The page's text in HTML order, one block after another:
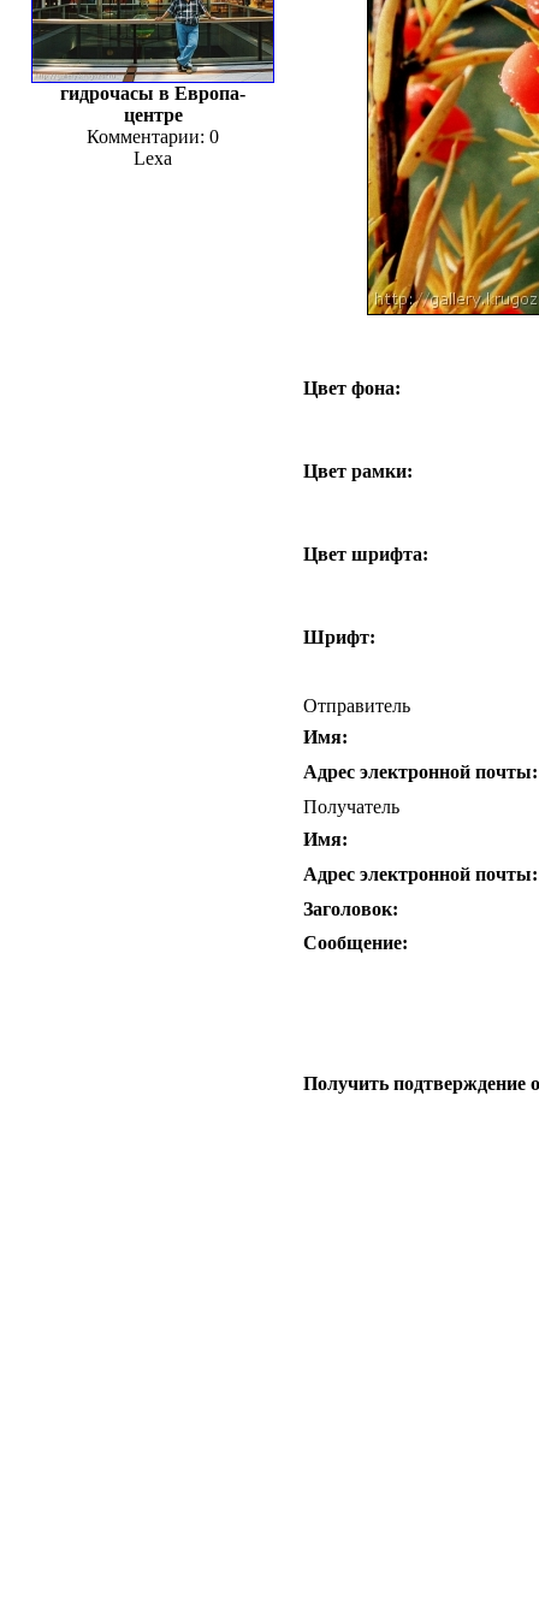
гидрочасы в Европа-
центре
Комментарии: 0
Lexa
Цвет фона:
Цвет рамки:
Цвет шрифта:
Шрифт:
Отправитель
Имя:
Адрес электронной почты:
Получатель
Имя:
Адрес электронной почты:
Заголовок:
Сообщение:
Получить подтверждение